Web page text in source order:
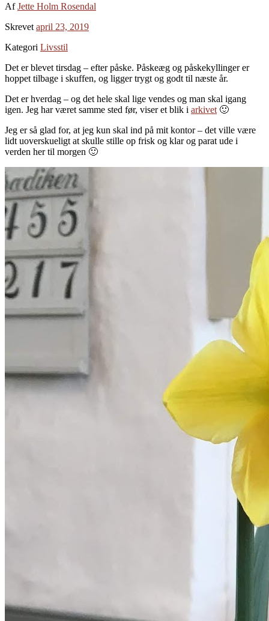
AfJette Holm Rosendal
Skrevet april 23, 2019
Kategori Livsstil
Det er blevet tirsdag – efter påske. Påskeæg og påskekyllinger er
hoppet tilbage i skuffen, og ligger trygt og godt til næste år.
Det er hverdag – og det hele skal lige vendes og man skal igang
igen. Jeg har været samme sted før, viser et blik i arkivet 🙂
Jeg er så glad for, at jeg kun skal ind på mit kontor – det ville være
lidt uoverskueligt at skulle stille op frisk og klar og parat ude i
verden her til morgen 🙂